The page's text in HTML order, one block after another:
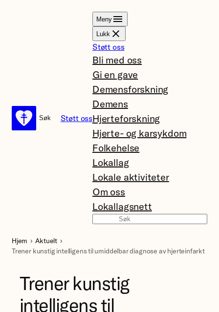
Søk
Søk Støtt oss
Meny
Lukk
Støtt oss
Bli med oss
Gi en gave
Demensforskning
Demens
Hjerteforskning
Hjerte- og karsykdom
Folkehelse
Lokallag
Lokale aktiviteter
Om oss
Lokallagsnett
Hjem
Aktuelt
Trener kunstig intelligens til umiddelbar diagnose av hjerteinfarkt
Trener kunstig
intelligens til